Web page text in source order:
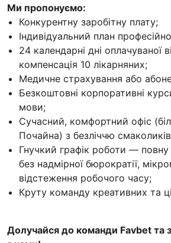
Ми пропонуємо:
Конкурентну заробітну плату;
Індивідуальний план
24 календарні дні оплачуваної
компенсація 10 лікарняних;
Медичне страхування або
Безкоштовні корпоративні
мови;
Сучасний, комфортний офіс
Почайна) з безліччю
Гнучкий графік роботи — повну
без надмірної бюрократії,
відстеження робочого часу;
Круту команду креативних та
Долучайся до команди Favbet та